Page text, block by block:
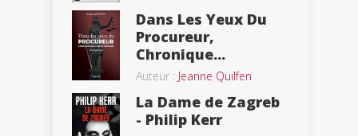
Dans Les Yeux Du
Procureur,
Chronique...
Auteur : Jeanne Quilfen
La Dame de Zagreb
- Philip Kerr